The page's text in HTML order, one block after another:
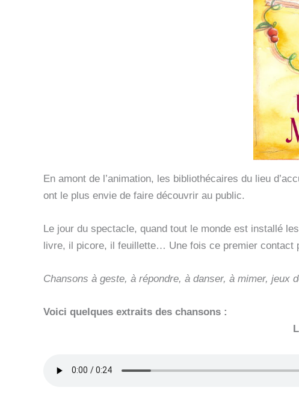
En amont de l’animation, les bibliothécaires du lieu
ont le plus envie de faire découvrir au public.
Le jour du spectacle, quand tout le monde est installé
livre, il picore, il feuillette… Une fois ce premier contact
Chansons à geste, à répondre, à danser, à mimer, jeux
Voici quelques extraits des chansons :